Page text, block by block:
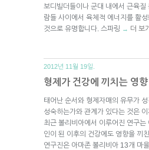
보디빌더들이나 군대 내에서 근육질
람들 사이에서 육체적 에너지를 활
것으로 유명합니다. 스파링 → 더 보기
2012년 11월 19일.
형제가 건강에 끼치는 영향
태어난 순서와 형제자매의 유무가
성숙하는가와 관계가 있다는 것은
최근 볼리비아에서 이루어진 연구는
인이 된 이후의 건강에도 영향을 끼
연구진은 아마존 볼리비아 13개 마